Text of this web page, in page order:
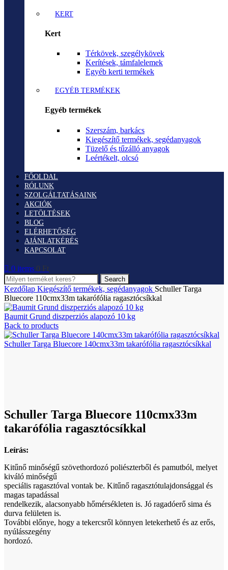
KERT
Kert
Térkövek, szegélykövek
Kerítések, támfalelemek
Egyéb kerti termékek
EGYÉB TERMÉKEK
Egyéb termékek
Szerszám, barkács
Kiegészítő termékek, segédanyagok
Tüzelő és tűzálló anyagok
Leértékelt, olcsó
FŐOLDAL
RÓLUNK
SZOLGÁLTATÁSAINK
AKCIÓK
LETÖLTÉSEK
BLOG
ELÉRHETŐSÉG
AJÁNLATKÉRÉS
KAPCSOLAT
0 items 0 Ft
Search
Kezdőlap Kiegészítő termékek, segédanyagok Schuller Targa
Bluecore 110cmx33m takarófólia ragasztócsíkkal
Baumit Grund diszperziós alapozó 10 kg
Back to products
Schuller Targa Bluecore 140cmx33m takarófólia ragasztócsíkkal
Schuller Targa Bluecore 110cmx33m
takarófólia ragasztócsíkkal
Leírás:
Kitűnő minőségű szövethordozó poliészterből és pamutból, melyet
kiváló minőségű
speciális ragasztóval vontak be. Kitűnő ragasztótulajdonsággal és
magas tapadással
rendelkezik, alacsonyabb hőmérsékleten is. Jó ragadóerő sima és
durva felületen is.
További előnye, hogy a tekercsről könnyen letekerhető és az erős,
nyúlásszegény
hordozó.